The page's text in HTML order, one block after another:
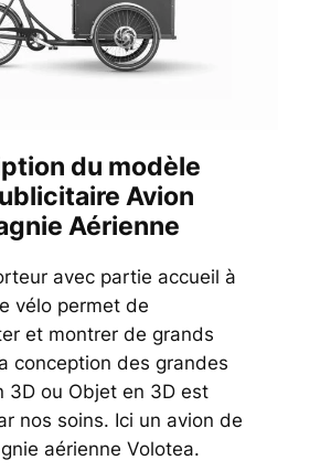
du modèle
Avion
Aérienne
avec partie accueil à
vélo permet de
et montrer de grands
conception des grandes
3D ou Objet en 3D est
nos soins. Ici un avion de
aérienne Volotea.